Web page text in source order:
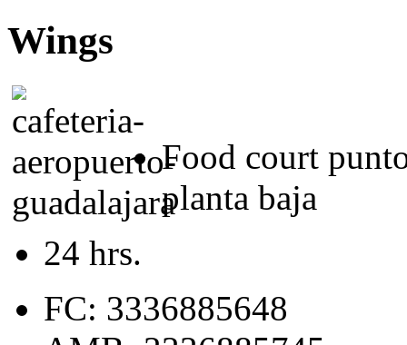
Wings
Food court
planta baja
24 hrs.
FC: 3336885648